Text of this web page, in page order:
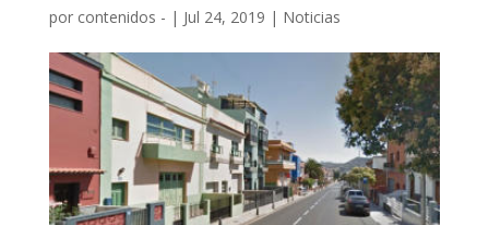
por contenidos - | Jul 24, 2019 | Noticias